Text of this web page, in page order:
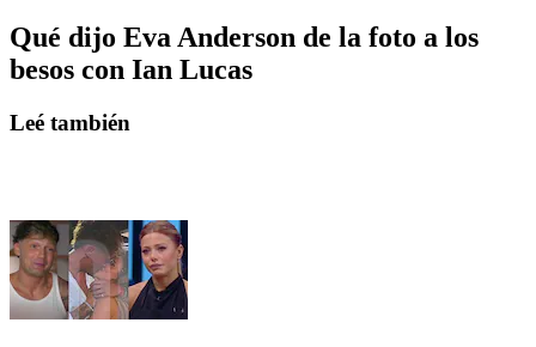
Qué dijo Eva Anderson de la foto a los
besos con Ian Lucas
Leé también